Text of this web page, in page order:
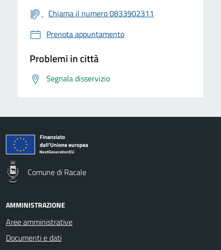
Chiama il numero 0833902311
Prenota appuntamento
Problemi in città
Segnala disservizio
Comune di Racale
AMMINISTRAZIONE
Aree amministrative
Documenti e dati